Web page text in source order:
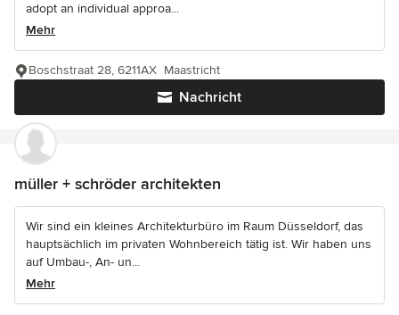
adopt an individual approa...
Mehr
Nachricht
Boschstraat 28, 6211AX Maastricht
müller + schröder architekten
Wir sind ein kleines Architekturbüro im Raum Düsseldorf, das
hauptsächlich im privaten Wohnbereich tätig ist. Wir haben uns
auf Umbau-, An- un...
Mehr